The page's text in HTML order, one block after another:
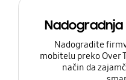
Nadogradnja
Nadogradite
mobitelu preko Over
način da